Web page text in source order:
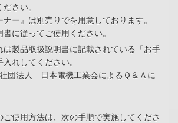
さい。
』は別売りでを用意しております。
従ってご使用ください。
は製品取扱説明書に記載されている「お手
れしてください。
団法人 日本電機工業会によるＱ＆Ａに
使用方法は、次の手順で実施してくださ